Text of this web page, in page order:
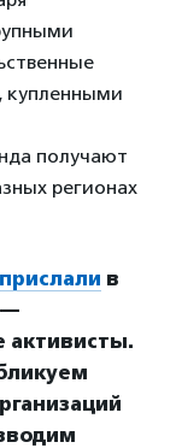
купленными
получают
регионах
прислали в
—
активисты.